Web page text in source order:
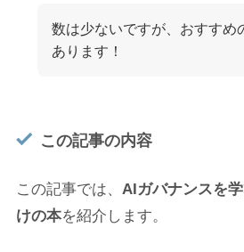
数は少ないですが、おすすめ
あります！
この記事の内容
この記事では、 AIガバナンスを
けの本を紹介します。